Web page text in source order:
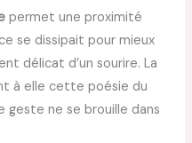
permet une proximité
se dissipait pour mieux
délicat d’un sourire. La
à elle cette poésie du
ne se brouille dans